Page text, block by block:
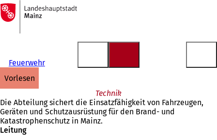
Inhalt anspringen
Zur
Startseite
Feuerwehr
vorlesen
Technik
Die Abteilung sichert die Einsatzfähigkeit von Fahrzeugen,
Geräten und Schutzausrüstung für den Brand- und
Katastrophenschutz in Mainz.
Leitung